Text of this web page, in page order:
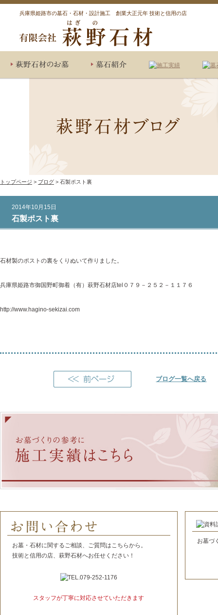
兵庫県姫路市の墓石・石材・設計施工 創業大正元年 技術と信用の店
トップページ > ブログ > 石製ポスト裏
2014年10月15日
石製ポスト裏
石材製のポストの裏をくりぬいて作りました。
兵庫県姫路市御国野町御着（有）萩野石材店tel０７９－２５２－１１７６
http://www.hagino-sekizai.com
ブログ一覧へ戻る
お墓・石材に関するご相談、ご質問はこちらから。
技術と信用の店、萩野石材へお任せください！
スタッフが丁寧に対応させていただきます
お墓づ